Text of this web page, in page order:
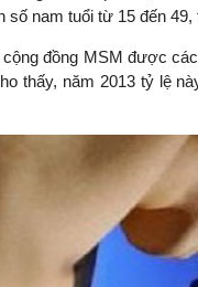
số nam tuổi từ 15 đến
đồng MSM được
thấy, năm 2013 tỷ lệ